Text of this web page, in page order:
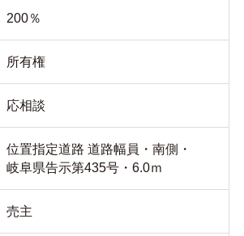
200％
所有権
応相談
位置指定道路 道路幅員・南側・
岐阜県告示第435号・6.0ｍ
売主